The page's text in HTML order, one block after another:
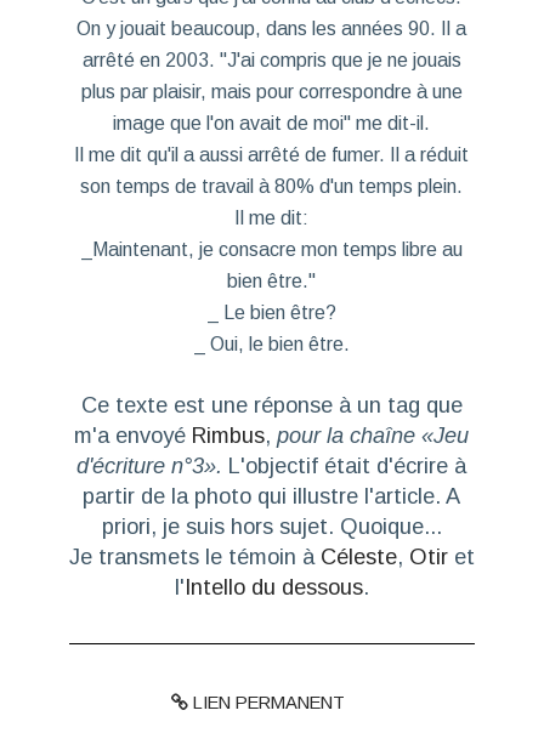
On y jouait beaucoup, dans les années 90. Il a
arrêté en 2003. "J'ai compris que je ne jouais
plus par plaisir, mais pour correspondre à une
image que l'on avait de moi" me dit-il.
Il me dit qu'il a aussi arrêté de fumer. Il a réduit
son temps de travail à 80% d'un temps plein.
Il me dit:
_Maintenant, je consacre mon temps libre au
bien être."
_ Le bien être?
_ Oui, le bien être.
Ce texte est une réponse à un tag que
m'a envoyé Rimbus, pour la chaîne «Jeu
d'écriture n°3». L'objectif était d'écrire à
partir de la photo qui illustre l'article. A
priori, je suis hors sujet. Quoique...
Je transmets le témoin à Céleste, Otiret
l'Intello du dessous.
LIEN PERMANENT